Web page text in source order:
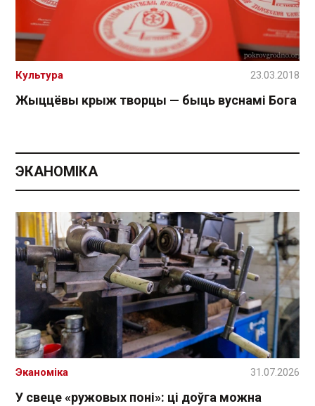
Жыццёвы крыж творцы — быць вуснамі Бога
Культура 23.03.2018
ЭКАНОМІКА
У свеце «ружовых поні»: ці доўга можна
Эканоміка 31.07.2026